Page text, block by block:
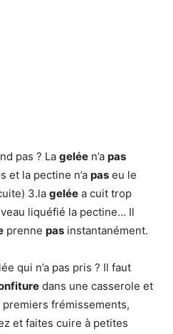
pas ? La gelée n’a pas
et la pectine n’a pas eu le
3.la gelée a cuit trop
liquéfié la pectine… Il
prenne pas instantanément.
qui n’a pas pris ? Il faut
dans une casserole et
frémissements,
et faites cuire à petites